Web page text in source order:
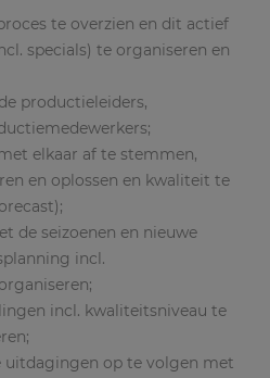
te overzien en dit actief
specials) te organiseren en
productieleiders,
elkaar af te stemmen,
en oplossen en kwaliteit te
de seizoenen en nieuwe
incl.
incl. kwaliteitsniveau te
uitdagingen op te volgen met